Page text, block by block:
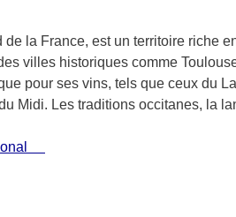
de la France, est un territoire riche
villes historiques comme
pour ses vins, tels que ceux du
Midi. Les traditions occitanes, la